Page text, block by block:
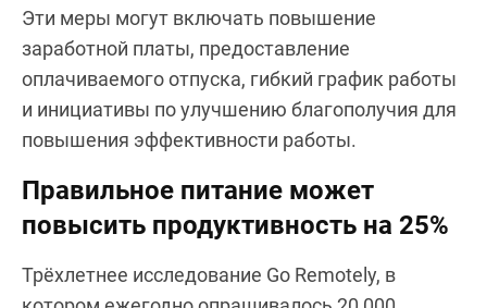
Эти меры могут включать повышение
заработной платы, предоставление
оплачиваемого отпуска, гибкий график работы
и инициативы по улучшению благополучия для
повышения эффективности работы.
Правильное питание может
повысить продуктивность на 25%
Трёхлетнее исследование Go Remotely, в